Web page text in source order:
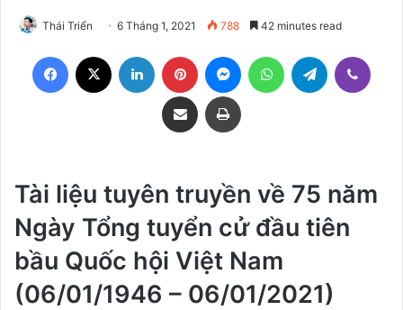
Thái Triển 6 Tháng 1, 2021 788 42 minutes read
Facebook LinkedIn Pinterest MessengerWhatsAppTelegram
Share via Email Print
Tài liệu tuyên truyền về 75 năm
Ngày Tổng tuyển cử đầu tiên
bầu Quốc hội Việt Nam
(06/01/1946 – 06/01/2021)